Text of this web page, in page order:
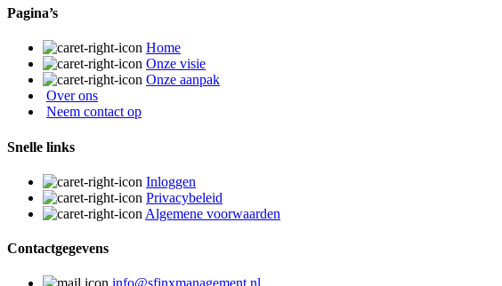
Pagina’s
Home
Onze visie
Onze aanpak
Over ons
Neem contact op
Snelle links
Inloggen
Privacybeleid
Algemene voorwaarden
Contactgegevens